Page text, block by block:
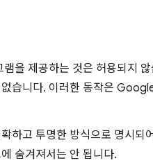
을 제공하는 것은 허용되지
습니다. 이러한 동작은
하고 투명한 방식으로 명시되
숨겨져서는 안 됩니다.